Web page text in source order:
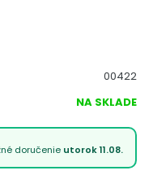
00422
NA SKLADE
doručenie utorok 11.08.